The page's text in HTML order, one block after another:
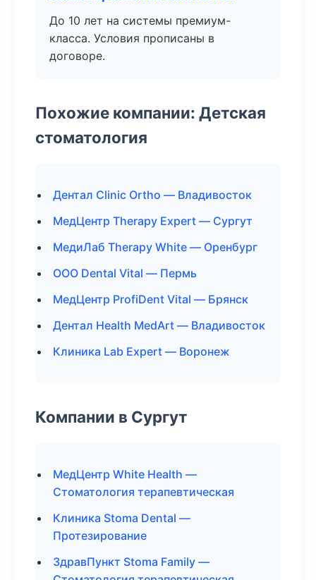
До 10 лет на системы премиум-
класса. Условия прописаны в
договоре.
Похожие компании: Детская
стоматология
Дентал Clinic Ortho — Владивосток
МедЦентр Therapy Expert — Сургут
МедиЛаб Therapy White — Оренбург
ООО Dental Vital — Пермь
МедЦентр ProfiDent Vital — Брянск
Дентал Health MedArt — Владивосток
Клиника Lab Expert — Воронеж
Компании в Сургут
МедЦентр White Health —
Стоматология терапевтическая
Клиника Stoma Dental —
Протезирование
ЗдравПункт Stoma Family —